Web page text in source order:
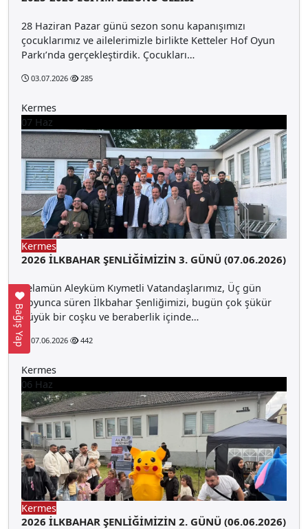
Bağış Yap
28 Haziran Pazar günü sezon sonu kapanışımızı
çocuklarımız ve ailelerimizle birlikte Ketteler Hof Oyun
Parkı’nda gerçekleştirdik. Çocukları…
03.07.2026 285
Kermes
07 Haz
Kermes
2026 İLKBAHAR ŞENLİĞİMİZİN 3. GÜNÜ (07.06.2026)
Selamün Aleyküm Kıymetli Vatandaşlarımız, Üç gün
boyunca süren İlkbahar Şenliğimizi, bugün çok şükür
büyük bir coşku ve beraberlik içinde…
07.06.2026 442
Kermes
06 Haz
Kermes
2026 İLKBAHAR ŞENLİĞİMİZİN 2. GÜNÜ (06.06.2026)